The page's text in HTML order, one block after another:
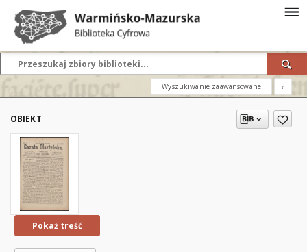
Wyszukiwanie zaawansowane ?
OBIEKT
Pokaż treść